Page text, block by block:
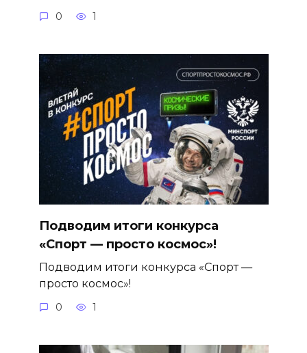
0 1
Подводим итоги конкурса
«Спорт — просто космос»!
Подводим итоги конкурса «Спорт —
просто космос»!
0 1